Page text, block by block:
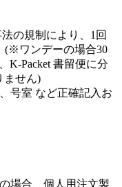
の規制により、1回
(※ワンデーの場合30
K-Packet 書留便に分
ません)
号室 など正確記入お
場合、個人用注文製